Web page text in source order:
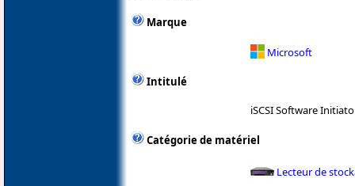
Marque
Microsoft
Intitulé
iSCSI Software
Catégorie de matériel
Lecteur de